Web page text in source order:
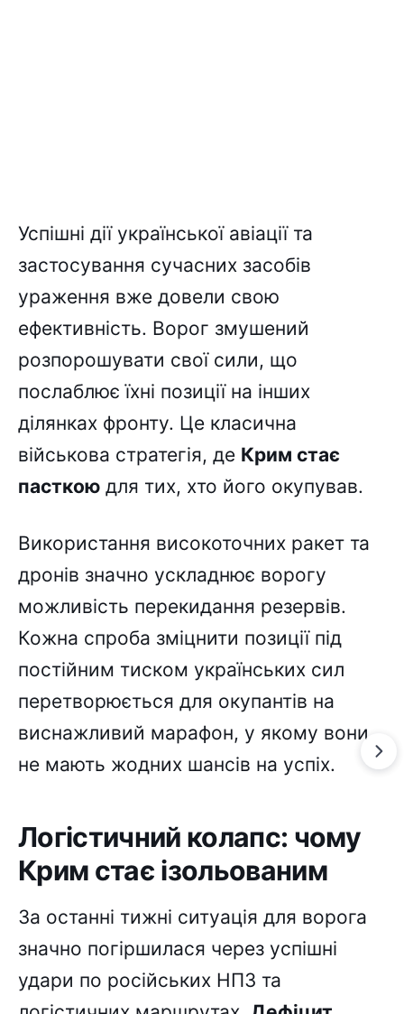
Успішні дії української авіації та
застосування сучасних засобів
ураження вже довели свою
ефективність. Ворог змушений
розпорошувати свої сили, що
послаблює їхні позиції на інших
ділянках фронту. Це класична
військова стратегія, де Крим стає
пасткою для тих, хто його окупував.
Використання високоточних ракет та
дронів значно ускладнює ворогу
можливість перекидання резервів.
Кожна спроба зміцнити позиції під
постійним тиском українських сил
перетворюється для окупантів на
виснажливий марафон, у якому вони
не мають жодних шансів на успіх.
Логістичний колапс: чому
Крим стає ізольованим
За останні тижні ситуація для ворога
значно погіршилася через успішні
удари по російських НПЗ та